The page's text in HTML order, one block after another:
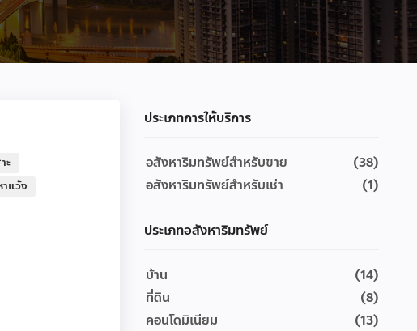
ะ
แว้ง
ประเภทการให้บริการ
อสังหาริมทรัพย์สำหรับขาย
(38)
อสังหาริมทรัพย์สำหรับเช่า
(1)
ประเภทอสังหาริมทรัพย์
บ้าน
(14)
ที่ดิน
(8)
คอนโดมิเนียม
(13)